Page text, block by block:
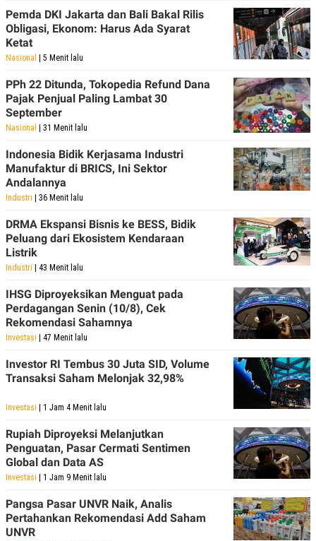
D
OF
USE
PEDOMAN
PEMBERITAAN
SIBER
PRIVACY
POLICY
Pemda DKI Jakarta dan Bali Bakal Rilis
Obligasi, Ekonom: Harus Ada Syarat
Ketat
Nasional | 5 Menit lalu
PPh 22 Ditunda, Tokopedia Refund Dana
Pajak Penjual Paling Lambat 30
September
Nasional | 31 Menit lalu
Indonesia Bidik Kerjasama Industri
Manufaktur di BRICS, Ini Sektor
Andalannya
Industri | 36 Menit lalu
DRMA Ekspansi Bisnis ke BESS, Bidik
Peluang dari Ekosistem Kendaraan
Listrik
Industri | 43 Menit lalu
IHSG Diproyeksikan Menguat pada
Perdagangan Senin (10/8), Cek
Rekomendasi Sahamnya
Investasi | 47 Menit lalu
Investor RI Tembus 30 Juta SID, Volume
Transaksi Saham Melonjak 32,98%
Investasi | 1 Jam 4 Menit lalu
Rupiah Diproyeksi Melanjutkan
Penguatan, Pasar Cermati Sentimen
Global dan Data AS
Investasi | 1 Jam 9 Menit lalu
Pangsa Pasar UNVR Naik, Analis
Pertahankan Rekomendasi Add Saham
UNVR